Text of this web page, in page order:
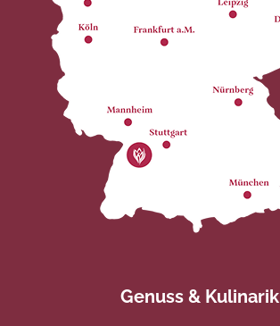
Genuss & Kulinarik